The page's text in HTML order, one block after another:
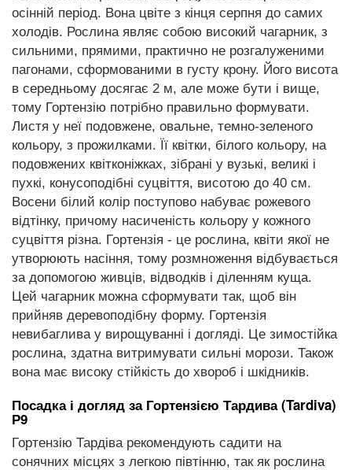
осінній період. Вона цвіте з кінця серпня до самих
холодів. Рослина являє собою високий чагарник, з
сильними, прямими, практично не розгалуженими
пагонами, сформованими в густу крону. Його висота
в середньому досягає 2 м, але може бути і вище,
тому Гортензію потрібно правильно формувати.
Листя у неї подовжене, овальне, темно-зеленого
кольору, з прожилками. Її квітки, білого кольору, на
подовжених квітконіжках, зібрані у вузькі, великі і
пухкі, конусоподібні суцвіття, висотою до 40 см.
Восени білий колір поступово набуває рожевого
відтінку, причому насиченість кольору у кожного
суцвіття різна. Гортензія - це рослина, квіти якої не
утворюють насіння, тому розмноження відбувається
за допомогою живців, відводків і діленням куща.
Цей чагарник можна сформувати так, щоб він
прийняв деревоподібну форму. Гортензія
невибаглива у вирощуванні і догляді. Це зимостійка
рослина, здатна витримувати сильні морози. Також
вона має високу стійкість до хвороб і шкідників.
Посадка і догляд за Гортензією Тардива (Tardiva)
Р9
Гортензію Тардіва рекомендують садити на
сонячних місцях з легкою півтінню, так як рослина